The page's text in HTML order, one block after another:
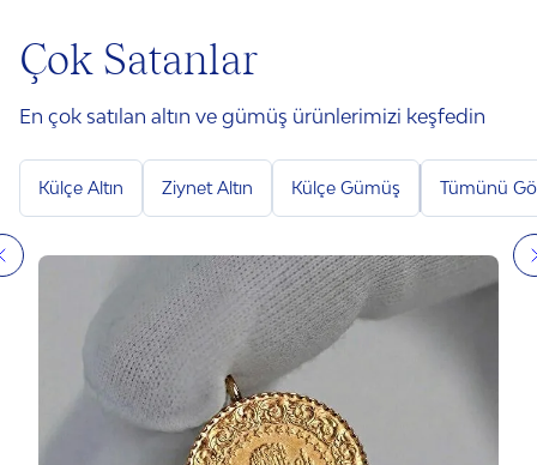
Çok Satanlar
En çok satılan altın ve gümüş ürünlerimizi keşfedin
Külçe Altın Ziynet Altın Külçe Gümüş Tümünü